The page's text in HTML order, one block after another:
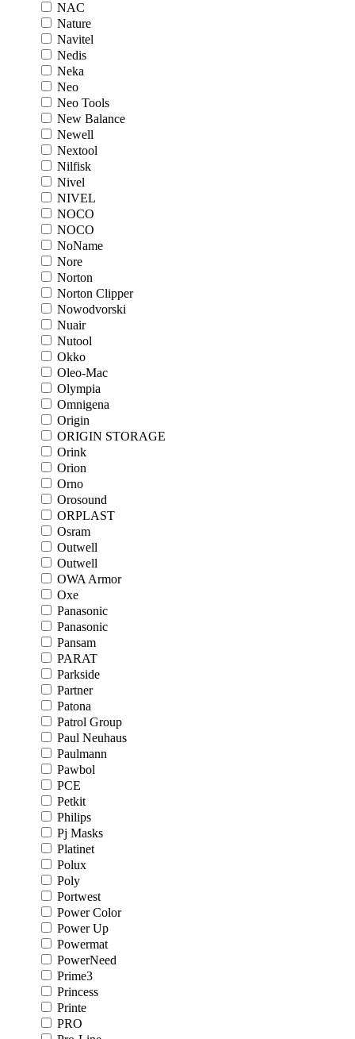
NAC
Nature
Navitel
Nedis
Neka
Neo
Neo Tools
New Balance
Newell
Nextool
Nilfisk
Nivel
NIVEL
NOCO
NOCO
NoName
Nore
Norton
Norton Clipper
Nowodvorski
Nuair
Nutool
Okko
Oleo-Mac
Olympia
Omnigena
Origin
ORIGIN STORAGE
Orink
Orion
Orno
Orosound
ORPLAST
Osram
Outwell
Outwell
OWA Armor
Oxe
Panasonic
Panasonic
Pansam
PARAT
Parkside
Partner
Patona
Patrol Group
Paul Neuhaus
Paulmann
Pawbol
PCE
Petkit
Philips
Pj Masks
Platinet
Polux
Poly
Portwest
Power Color
Power Up
Powermat
PowerNeed
Prime3
Princess
Printe
PRO